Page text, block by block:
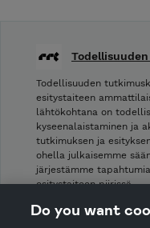
Todellisuuden
esitystaiteen
lähtökohtana on
kyseenalaistaminen ja
tutkimuksen ja
ohella julkaisemme
järjestämme
esitystaiteen piirissä …
Shop Terms and
Do you want